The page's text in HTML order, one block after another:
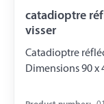
catadioptre
visser
Catadioptre
Dimensions 90 x